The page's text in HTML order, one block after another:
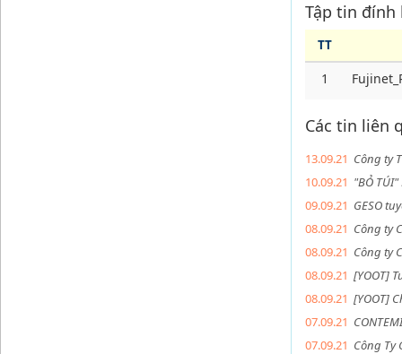
Tập tin đính
TT
1
Các tin liên
13.09.21 Công ty
10.09.21 "BỎ TÚI"
09.09.21 GESO
08.09.21 Công ty
08.09.21 Công ty
08.09.21 [YOOT]
08.09.21 [YOOT]
07.09.21
07.09.21 Công Ty